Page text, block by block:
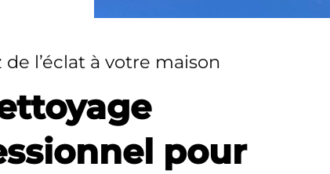
de l’éclat à votre maison
pour